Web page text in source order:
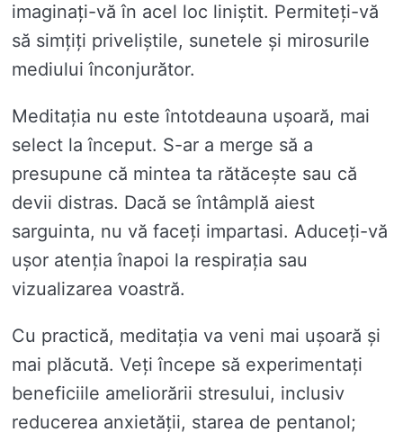
imaginați-vă în acel loc liniștit. Permiteți-vă
să simțiți priveliștile, sunetele și mirosurile
mediului înconjurător.
Meditația nu este întotdeauna ușoară, mai
select la început. S-ar a merge să a
presupune că mintea ta rătăcește sau că
devii distras. Dacă se întâmplă aiest
sarguinta, nu vă faceți impartasi. Aduceți-vă
ușor atenția înapoi la respirația sau
vizualizarea voastră.
Cu practică, meditația va veni mai ușoară și
mai plăcută. Veți începe să experimentați
beneficiile ameliorării stresului, inclusiv
reducerea anxietății, starea de pentanol;